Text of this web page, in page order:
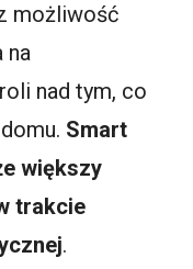
możliwość
na
nad tym, co
Smart
większy
trakcie
.